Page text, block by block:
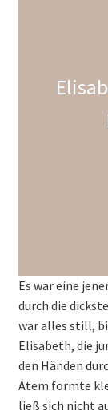
Es war eine
durch die
war alles still,
Elisabeth, die
den Händen
Atem formte
ließ sich nicht